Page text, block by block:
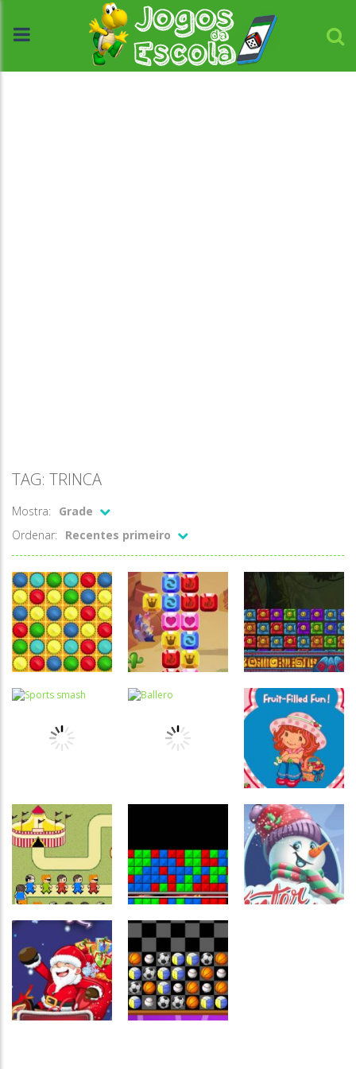
TAG: TRINCA
Mostra:
Grade
Ordenar:
Recentes primeiro
Lógico
Tampa de
garrafa
Raciocínio
Lógico
Moving Titles
Raciocínio
Lógico
Treasures
Jungle
Raciocínio
Lógico
Sports smash
Raciocínio
Lógico
Ballero
Raciocínio
Lógico
Frutas
divertidas
Raciocínio
Lógico
Circo
Raciocínio
Lógico
Crash down hs